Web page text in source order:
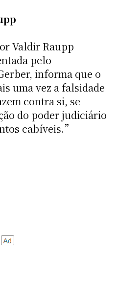
Valdir Raupp
pelo
informa que o
uma vez a falsidade
contra si, se
do poder judiciário
cabíveis.”